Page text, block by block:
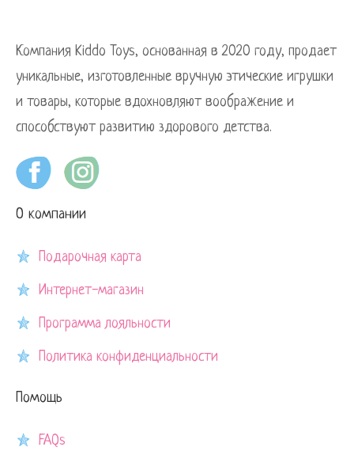
Компания Kiddo Toys, основанная в 2020 году, продает
уникальные, изготовленные вручную этические игрушки
и товары, которые вдохновляют воображение и
способствуют развитию здорового детства.
О компании
Подарочная карта
Интернет-магазин
Программа лояльности
Политика конфиденциальности
Помощь
FAQs